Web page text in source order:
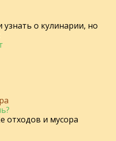
узнать о кулинарии, но
отходов и мусора